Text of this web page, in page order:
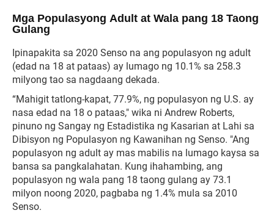
Mga Populasyong Adult at Wala pang 18 Taong
Gulang
Ipinapakita sa 2020 Senso na ang populasyon ng adult
(edad na 18 at pataas) ay lumago ng 10.1% sa 258.3
milyong tao sa nagdaang dekada.
“Mahigit tatlong-kapat, 77.9%, ng populasyon ng U.S. ay
nasa edad na 18 o pataas," wika ni Andrew Roberts,
pinuno ng Sangay ng Estadistika ng Kasarian at Lahi sa
Dibisyon ng Populasyon ng Kawanihan ng Senso. "Ang
populasyon ng adult ay mas mabilis na lumago kaysa sa
bansa sa pangkalahatan. Kung ihahambing, ang
populasyon ng wala pang 18 taong gulang ay 73.1
milyon noong 2020, pagbaba ng 1.4% mula sa 2010
Senso.